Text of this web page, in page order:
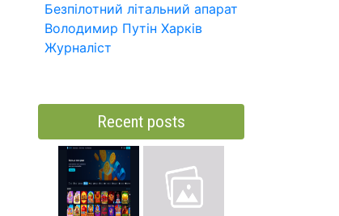
Безпілотний літальний апарат
Володимир Путін Харків
Журналіст
Recent posts